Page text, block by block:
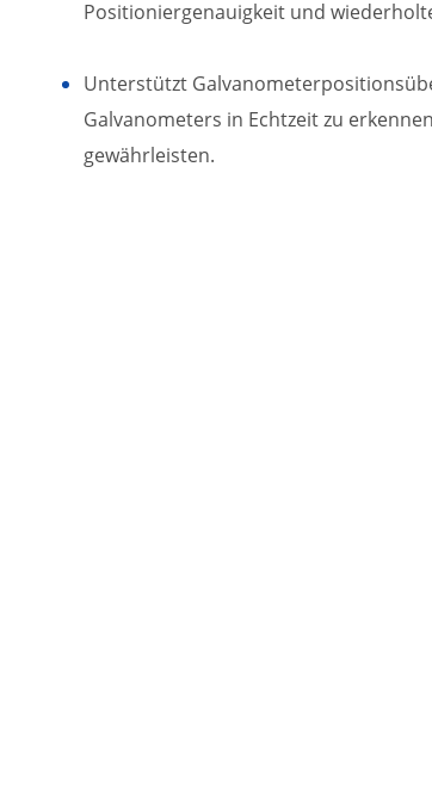
Positioniergenauigkeit und
Unterstützt
Galvanometers in Echtzeit zu
gewährleisten.